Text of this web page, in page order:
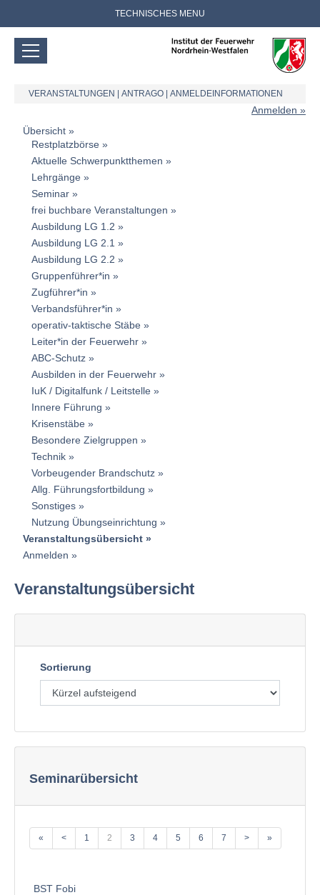
TECHNISCHES MENU
VERANSTALTUNGEN ANTRAGO ANMELDEINFORMATIONEN
Anmelden
Übersicht
Restplatzbörse
Aktuelle Schwerpunktthemen
Lehrgänge
Seminar
frei buchbare Veranstaltungen
Ausbildung LG 1.2
Ausbildung LG 2.1
Ausbildung LG 2.2
Gruppenführer*in
Zugführer*in
Verbandsführer*in
operativ-taktische Stäbe
Leiter*in der Feuerwehr
ABC-Schutz
Ausbilden in der Feuerwehr
IuK / Digitalfunk / Leitstelle
Innere Führung
Krisenstäbe
Besondere Zielgruppen
Technik
Vorbeugender Brandschutz
Allg. Führungsfortbildung
Sonstiges
Nutzung Übungseinrichtung
Veranstaltungsübersicht
Anmelden
Veranstaltungsübersicht
Sortierung
Seminarübersicht
« < 1 2 3 4 5 6 7 > »
BST Fobi